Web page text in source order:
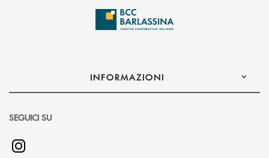
INFORMAZIONI
SEGUICI SU